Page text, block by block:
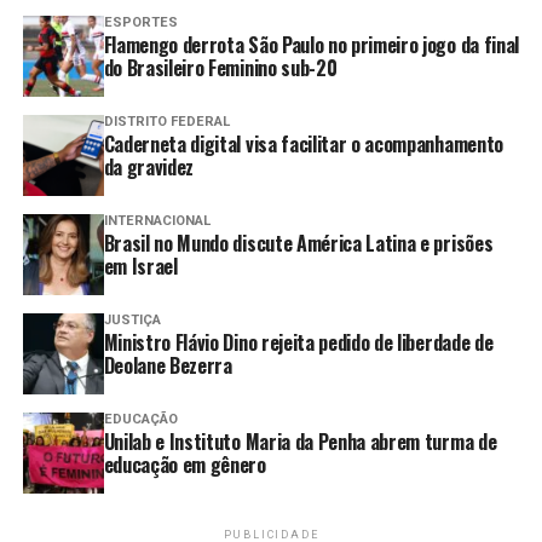
disponíveis no site da Secretaria da Segurança Pública
do estado (SSP).
Fonte:Agência Brasil
TAGS: ANOS ASSASSINADA BRAGANÇA
CASO
DIREITOS HUMANOS
Compartilhar
PRÓXIMO
Agente da PRF é acusado de matar namorada,
comandante da Guarda Municipal de Vitória
ANTERIOR
Portaria inclui famílias de Pernambuco no Programa
Nacional de Reforma Agrária
ESPORTES
Flamengo derrota São Paulo no primeiro jogo da final
do Brasileiro Feminino sub-20
DISTRITO FEDERAL
Caderneta digital visa facilitar o acompanhamento
da gravidez
INTERNACIONAL
Brasil no Mundo discute América Latina e prisões
em Israel
JUSTIÇA
Ministro Flávio Dino rejeita pedido de liberdade de
Deolane Bezerra
EDUCAÇÃO
Unilab e Instituto Maria da Penha abrem turma de
educação em gênero
PUBLICIDADE